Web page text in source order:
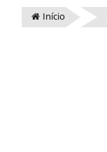
Início